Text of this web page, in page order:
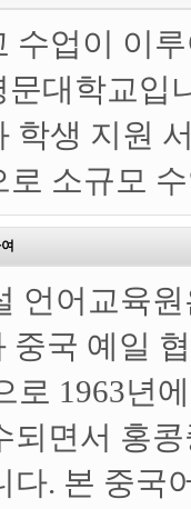
수업이 이
대학교입
학생 지원
소규모
언어교육
중국 예일
로 1963년
되면서 홍
다. 본 중국